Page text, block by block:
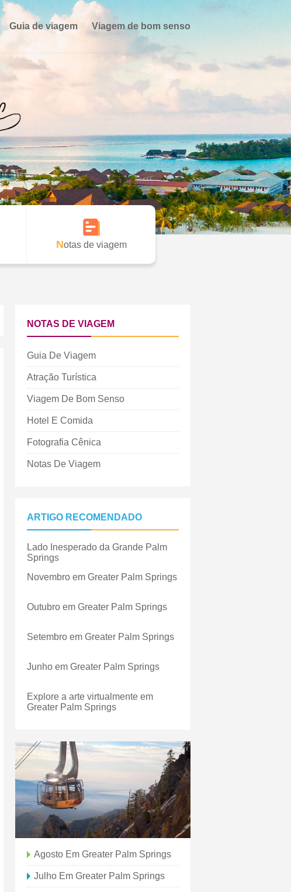
Guia de viagem Viagem de bom senso
Notas de viagem
NOTAS DE VIAGEM
Guia De Viagem
Atração Turística
Viagem De Bom Senso
Hotel E Comida
Fotografia Cênica
Notas De Viagem
ARTIGO RECOMENDADO
Lado Inesperado da Grande Palm
Springs
Novembro em Greater Palm Springs
Outubro em Greater Palm Springs
Setembro em Greater Palm Springs
Junho em Greater Palm Springs
Explore a arte virtualmente em
Greater Palm Springs
Agosto Em Greater Palm Springs
Julho Em Greater Palm Springs